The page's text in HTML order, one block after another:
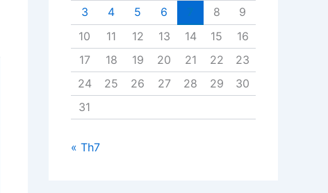
3
4 5 6 8
9
10
11 12 13 14 15
16
17
18 19 20 21 22
23
24
25 26 27 28 29
30
31
« Th7